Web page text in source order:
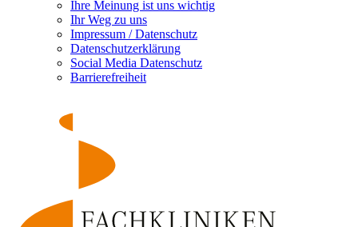
Ihre Meinung ist uns wichtig
Ihr Weg zu uns
Impressum / Datenschutz
Datenschutzerklärung
Social Media Datenschutz
Barrierefreiheit